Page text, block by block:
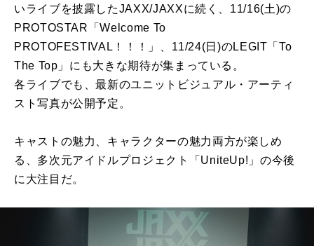
いライブを披露したJAXX/JAXXに続く、11/16(土)の
PROTOSTAR「Welcome To
PROTOFESTIVAL！！！」、11/24(日)のLEGIT「To
The Top」にも大きな期待が集まっている。
各ライブでも、最新のユニットビジュアル・アーティ
スト写真が公開予定。
キャストの魅力、キャラクターの魅力両方が楽しめ
る、多次元アイドルプロジェクト「UniteUp!」の今後
に大注目だ。